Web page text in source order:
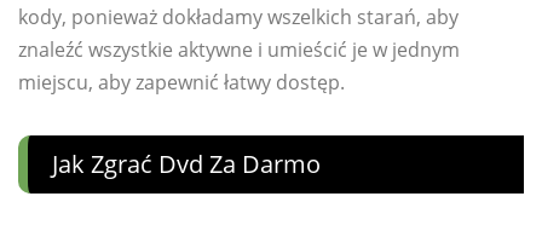
kody, ponieważ dokładamy wszelkich starań, aby
znaleźć wszystkie aktywne i umieścić je w jednym
miejscu, aby zapewnić łatwy dostęp.
Jak Zgrać Dvd Za Darmo